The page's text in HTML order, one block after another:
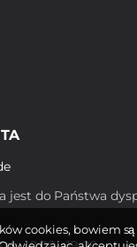
jest do Państwa
cookies, bowiem